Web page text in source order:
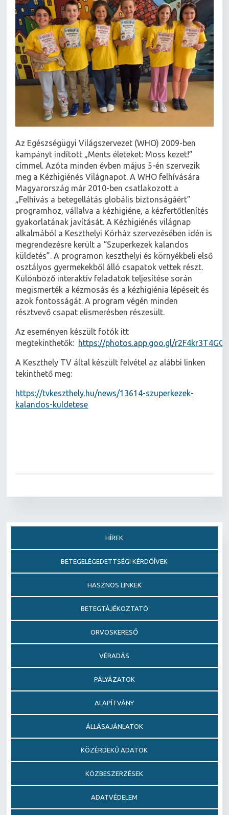
Az Egészségügyi Világszervezet (WHO) 2009-ben
kampányt indított „Ments életeket: Moss kezet!”
címmel. Azóta minden évben május 5-én szervezik
meg a Kézhigiénés Világnapot. A WHO felhívására
Magyarország már 2010-ben csatlakozott a
„Felhívás a betegellátás globális biztonságáért”
programhoz, vállalva a kézhigiéne, a kézfertőtlenítés
gyakorlatának javítását. A Kézhigiénés világnap
alkalmából a Keszthelyi Kórház szervezésében idén is
megrendezésre került a “Szuperkezek kalandos
küldetés”. A programon keszthelyi és környékbeli első
osztályos gyermekekből álló csapatok vettek részt.
Különböző interaktív feladatok teljesítése során
megismerték a kézmosás és a kézhigiénia lépéseit és
azok fontosságát. A program végén minden
résztvevő csapat elismerésben részesült.
Az eseményen készült fotók itt
megtekinthetők: https://photos.app.goo.gl/
A Keszthely TV által készült felvétel az alábbi linken
tekinthető meg:
https://tvkeszthely.hu/news/13614-szuperkezek-
kalandos-kuldetese
HÍREK
BETEGELÉGEDETTSÉGI KÉRDŐÍVEK
HASZNOS LINKEK
BETEGTÁJÉKOZTATÓ
ORVOSKERESŐ
VÉRADÁS
PÁLYÁZATOK
ALAPÍTVÁNY
ÁLLÁSAJÁNLATOK
KÖZÉRDEKŰ ADATOK
KÖZBESZERZÉSEK
ADATVÉDELEM